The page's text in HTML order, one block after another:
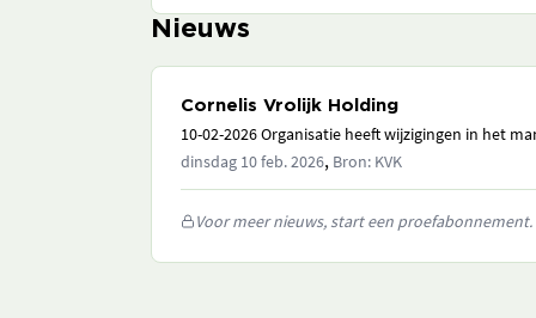
Nieuws
Cornelis Vrolijk Holding
10-02-2026 Organisatie heeft wijzigingen in het
dinsdag 10 feb. 2026, Bron: KVK
Voor meer nieuws, start een proefabonnement.